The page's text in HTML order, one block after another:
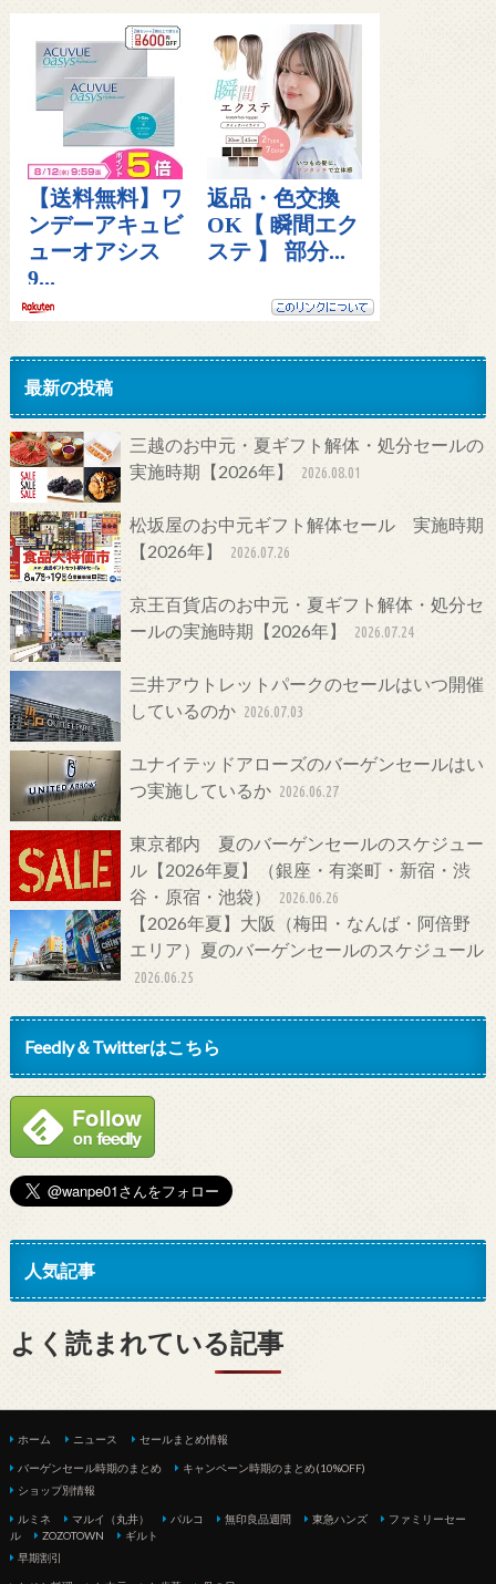
最新の投稿
三越のお中元・夏ギフト解体・処分セールの
実施時期【2026年】
2026.08.01
松坂屋のお中元ギフト解体セール 実施時期
【2026年】
2026.07.26
京王百貨店のお中元・夏ギフト解体・処分セ
ールの実施時期【2026年】
2026.07.24
三井アウトレットパークのセールはいつ開催
しているのか 2026.07.03
ユナイテッドアローズのバーゲンセールはい
つ実施しているか 2026.06.27
東京都内 夏のバーゲンセールのスケジュー
ル【2026年夏】（銀座・有楽町・新宿・渋
谷・原宿・池袋）
2026.06.26
【2026年夏】大阪（梅田・なんば・阿倍野
エリア）夏のバーゲンセールのスケジュール
2026.06.25
Feedly＆Twitterはこちら
人気記事
よく読まれている記事
ホーム ニュース セールまとめ情報
バーゲンセール時期のまとめ
キャンペーン時期のまとめ(10%OFF)
ショップ別情報
ルミネ マルイ（丸井） パルコ 無印良品週間 東急ハンズ
ファミリーセー
ル
ZOZOTOWN
ギルト
早期割引